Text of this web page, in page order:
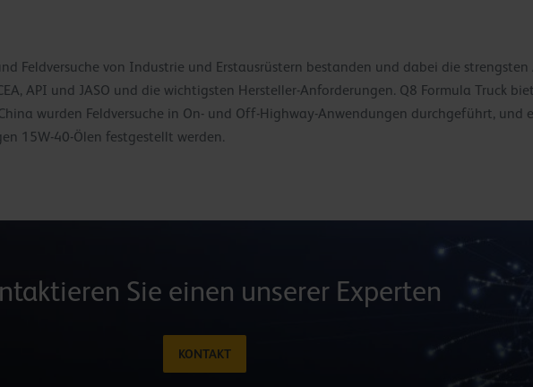
Feldversuche von Industrie und Erstausrüstern bestanden und dabei die
API und JASO und die wichtigsten Hersteller-Anforderungen. Q8 Formula Truck
wurden Feldversuche in On- und Off-Highway-Anwendungen durchgeführt, und
15W-40-Ölen festgestellt werden.
Sie einen unserer Experten
KONTAKT